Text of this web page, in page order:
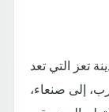
تعز التي تعد
إلى صنعاء،